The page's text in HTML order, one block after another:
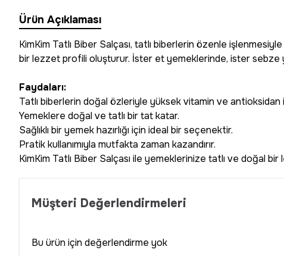
Ürün Açıklaması
KimKim Tatlı Biber Salçası, tatlı biberlerin özenle
bir lezzet profili oluşturur. İster et yemeklerinde, ister sebze
Faydaları:
Tatlı biberlerin doğal özleriyle yüksek vitamin ve antioksidan
Yemeklere doğal ve tatlı bir tat katar.
Sağlıklı bir yemek hazırlığı için ideal bir seçenektir.
Pratik kullanımıyla mutfakta zaman kazandırır.
KimKim Tatlı Biber Salçası ile yemeklerinize tatlı ve doğal
Müşteri Değerlendirmeleri
Bu ürün için değerlendirme yok